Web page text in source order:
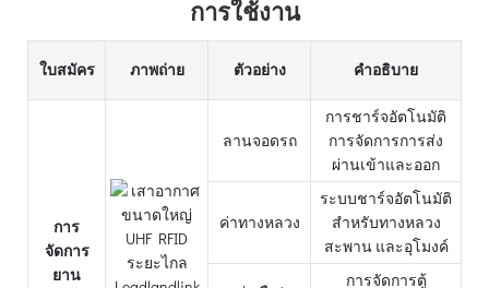
การใช้งาน
ใบสมัคร ภาพถ่าย ตัวอย่าง คำอธิบาย
การ
จัดการ
ยาน
ลานจอดรถ
การชาร์จอัตโนมัติ
การจัดการการส่ง
ผ่านเข้าและออก
ค่าทางหลวง
ระบบชาร์จอัตโนมัติ
สำหรับทางหลวง
สะพาน และอุโมงค์
การจัดการตู้